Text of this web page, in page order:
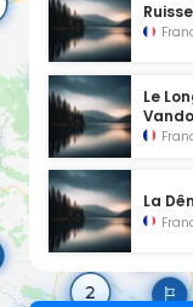
Le
La